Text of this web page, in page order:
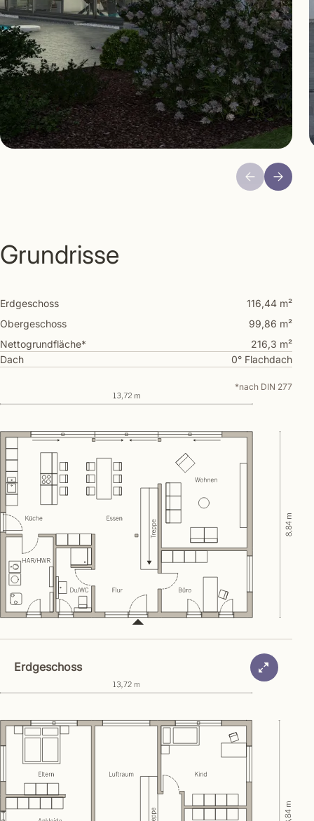
Grundrisse
Erdgeschoss
116,44 m²
Obergeschoss
99,86 m²
Nettogrundfläche*
216,3 m²
Dach
0° Flachdach
*nach DIN 277
Erdgeschoss